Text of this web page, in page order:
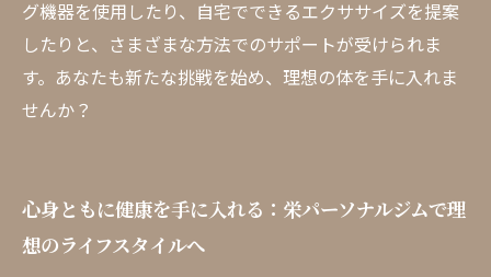
グ機器を使用したり、自宅でできるエクササイズを提案
したりと、さまざまな方法でのサポートが受けられま
す。あなたも新たな挑戦を始め、理想の体を手に入れま
せんか？
心身ともに健康を手に入れる：栄パーソナルジムで理
想のライフスタイルへ